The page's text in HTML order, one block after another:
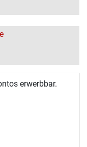
erwerbbar.